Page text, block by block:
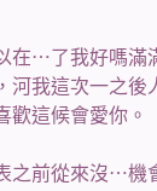
在⋯了我好嗎滿
河我這次一之後
歡這候會愛你。
之前從來沒⋯機